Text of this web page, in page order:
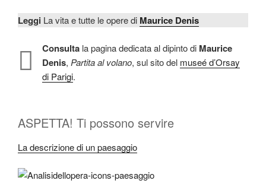
Leggi La vita e tutte le opere di Maurice Denis
Consulta la pagina dedicata al dipinto di Maurice
Denis, Partita al volano, sul sito del museé d’Orsay
di Parigi.
ASPETTA! Ti possono servire
La descrizione di un paesaggio